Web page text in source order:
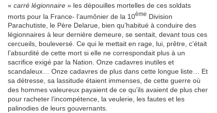
« carré légionnaire » les dépouilles mortelles de ces soldats
morts pour la France- l’aumônier de la 10ème Division
Parachutiste, le Père Delarue, bien qu’habitué à conduire des
légionnaires à leur dernière demeure, se sentait, devant tous ces
cercueils, bouleversé. Ce qui le mettait en rage, lui, prêtre, c’était
l’absurdité de cette mort si elle ne correspondait plus à un
sacrifice exigé par la Nation. Onze cadavres inutiles et
scandaleux… Onze cadavres de plus dans cette longue liste… Et
sa détresse, sa lassitude étaient immenses, de cette guerre où
des hommes valeureux payaient de ce qu’ils avaient de plus cher
pour racheter l’incompétence, la veulerie, les fautes et les
palinodies de leurs gouvernants.